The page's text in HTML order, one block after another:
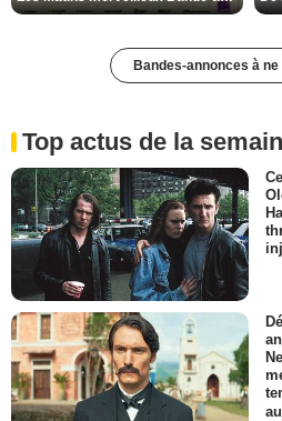
Bandes-annonces à
Top actus de la